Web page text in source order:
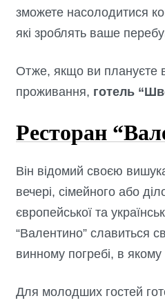
зможете насолодитися
які зроблять ваше
Отже, якщо ви плануєте
проживання, готель
Ресторан
Він відомий своєю
вечері, сімейного або
європейської та
“Валентино” славиться
винному погребі, в
Для молодших гостей